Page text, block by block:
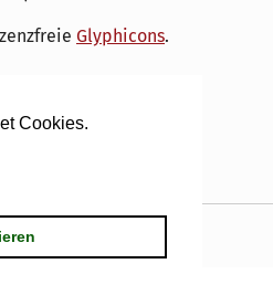
Cookies.
Glyphicons.
dirk